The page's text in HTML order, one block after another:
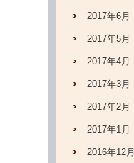
2017年6月
2017年5月
2017年4月
2017年3月
2017年2月
2017年1月
2016年12月